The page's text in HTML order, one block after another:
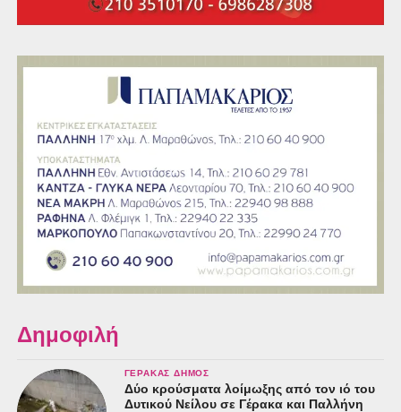
Δημοφιλή
ΓΈΡΑΚΑΣ ΔΉΜΟΣ
Δύο κρούσματα λοίμωξης από τον ιό του
Δυτικού Νείλου σε Γέρακα και Παλλήνη